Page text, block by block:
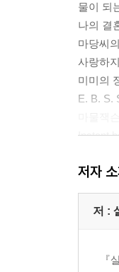
물이 되
나의 결
마당씨
사랑하
미미의
E. B. S.
Instant
저자
저 :
『